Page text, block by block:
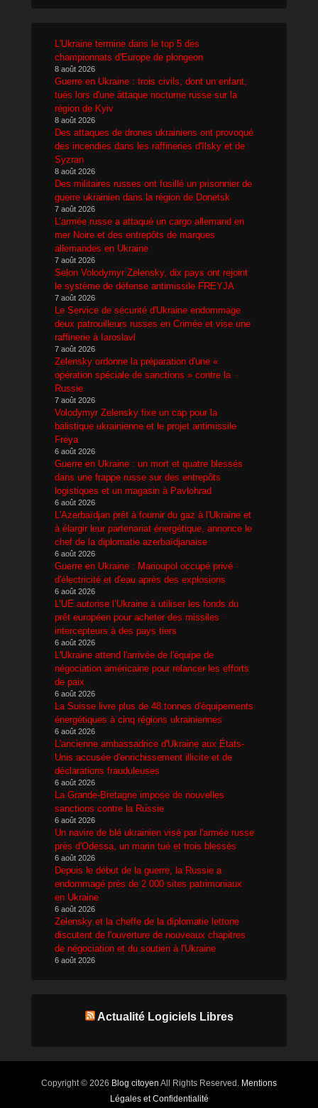
L'Ukraine termine dans le top 5 des
championnats d'Europe de plongeon
8 août 2026
Guerre en Ukraine : trois civils, dont un enfant,
tués lors d'une attaque nocturne russe sur la
région de Kyiv
8 août 2026
Des attaques de drones ukrainiens ont provoqué
des incendies dans les raffineries d'Ilsky et de
Syzran
8 août 2026
Des militaires russes ont fusillé un prisonnier de
guerre ukrainien dans la région de Donetsk
7 août 2026
L’armée russe a attaqué un cargo allemand en
mer Noire et des entrepôts de marques
allemandes en Ukraine
7 août 2026
Selon Volodymyr Zelensky, dix pays ont rejoint
le système de défense antimissile FREYJA
7 août 2026
Le Service de sécurité d'Ukraine endommage
deux patrouilleurs russes en Crimée et vise une
raffinerie à Iaroslavl
7 août 2026
Zelensky ordonne la préparation d'une «
opération spéciale de sanctions » contre la
Russie
7 août 2026
Volodymyr Zelensky fixe un cap pour la
balistique ukrainienne et le projet antimissile
Freya
6 août 2026
Guerre en Ukraine : un mort et quatre blessés
dans une frappe russe sur des entrepôts
logistiques et un magasin à Pavlohrad
6 août 2026
L'Azerbaïdjan prêt à fournir du gaz à l'Ukraine et
à élargir leur partenariat énergétique, annonce le
chef de la diplomatie azerbaïdjanaise
6 août 2026
Guerre en Ukraine : Marioupol occupé privé
d'électricité et d'eau après des explosions
6 août 2026
L’UE autorise l’Ukraine à utiliser les fonds du
prêt européen pour acheter des missiles
intercepteurs à des pays tiers
6 août 2026
L'Ukraine attend l'arrivée de l'équipe de
négociation américaine pour relancer les efforts
de paix
6 août 2026
La Suisse livre plus de 48 tonnes d'équipements
énergétiques à cinq régions ukrainiennes
6 août 2026
L'ancienne ambassadrice d'Ukraine aux États-
Unis accusée d'enrichissement illicite et de
déclarations frauduleuses
6 août 2026
La Grande-Bretagne impose de nouvelles
sanctions contre la Russie
6 août 2026
Un navire de blé ukrainien visé par l'armée russe
près d'Odessa, un marin tué et trois blessés
6 août 2026
Depuis le début de la guerre, la Russie a
endommagé près de 2 000 sites patrimoniaux
en Ukraine
6 août 2026
Zelensky et la cheffe de la diplomatie lettone
discutent de l'ouverture de nouveaux chapitres
de négociation et du soutien à l'Ukraine
6 août 2026
Actualité Logiciels Libres
Copyright © 2026 Blog citoyen All Rights Reserved. Mentions
Légales et Confidentialité